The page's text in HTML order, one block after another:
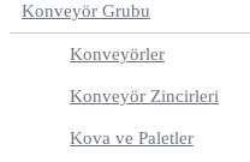
Konveyör Grubu
Konveyörler
Konveyör Zincirleri
Kova ve Paletler